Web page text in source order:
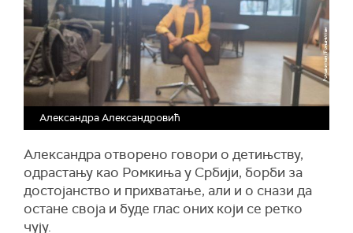
Александра Александровић
Александра отворено говори о детињству,
одрастању као Ромкиња у Србији, борби за
достојанство и прихватање, али и о снази да
остане своја и буде глас оних који се ретко
чују.